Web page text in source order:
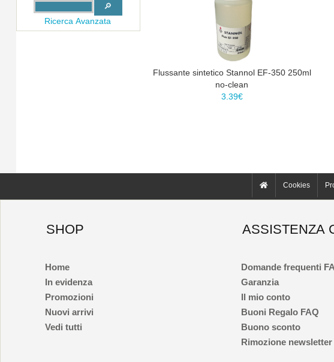
Ricerca Avanzata
Flussante sintetico Stannol EF-350 250ml
no-clean
3.39€
Cookies
SHOP
Home
In evidenza
Promozioni
Nuovi arrivi
Vedi tutti
ASSISTENZA
Domande frequenti
Garanzia
Il mio conto
Buoni Regalo FAQ
Buono sconto
Rimozione newsletter